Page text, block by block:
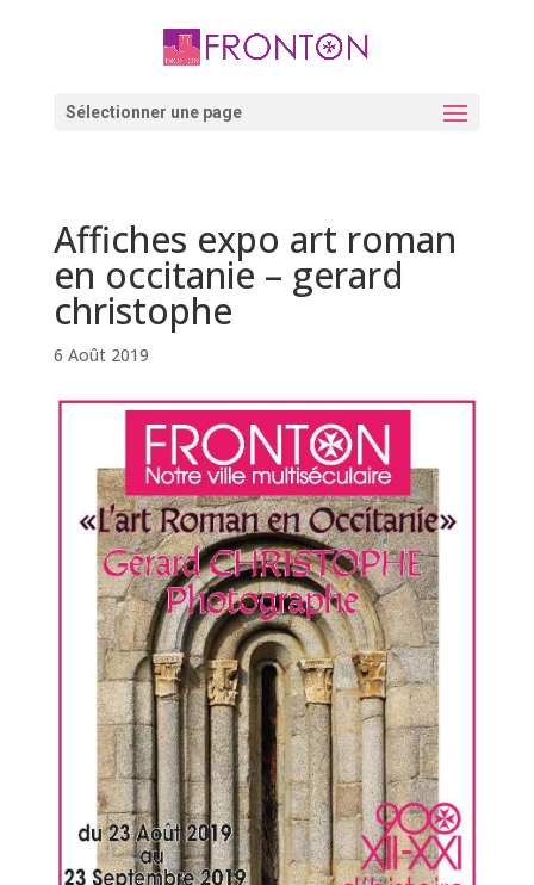
Sélectionner une page
Affiches expo art roman
en occitanie – gerard
christophe
6 Août 2019